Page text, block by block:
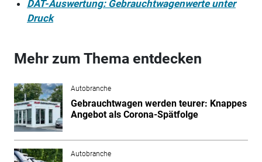
DAT-Auswertung: Gebrauchtwagenwerte unter
Druck
Mehr zum Thema entdecken
Autobranche
Gebrauchtwagen werden teurer: Knappes
Angebot als Corona-Spätfolge
Autobranche